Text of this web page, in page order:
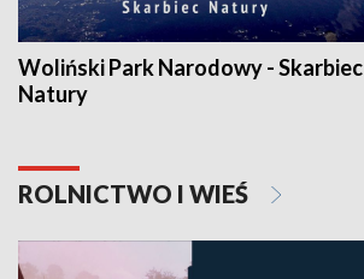
Woliński Park Narodowy - Skarbiec
Natury
ROLNICTWO I WIEŚ